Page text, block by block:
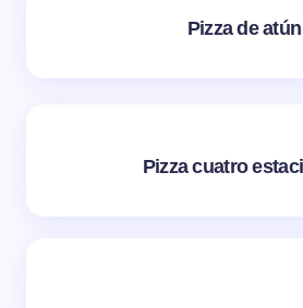
Pizza de atún
Pizza cuatro